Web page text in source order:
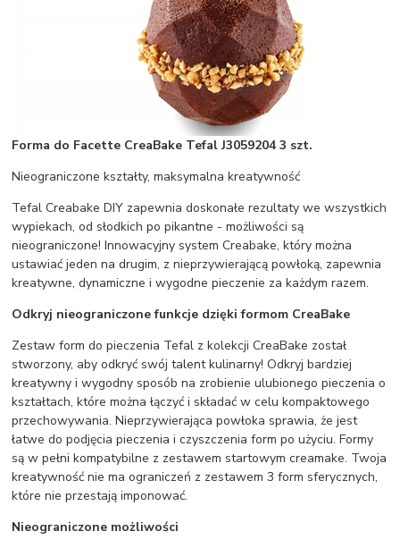
Forma do Facette CreaBake Tefal J3059204 3 szt.
Nieograniczone kształty, maksymalna kreatywność
Tefal Creabake DIY zapewnia doskonałe rezultaty we wszystkich
wypiekach, od słodkich po pikantne - możliwości są
nieograniczone! Innowacyjny system Creabake, który można
ustawiać jeden na drugim, z nieprzywierającą powłoką, zapewnia
kreatywne, dynamiczne i wygodne pieczenie za każdym razem.
Odkryj nieograniczone funkcje dzięki formom CreaBake
Zestaw form do pieczenia Tefal z kolekcji CreaBake został
stworzony, aby odkryć swój talent kulinarny! Odkryj bardziej
kreatywny i wygodny sposób na zrobienie ulubionego pieczenia o
kształtach, które można łączyć i składać w celu kompaktowego
przechowywania. Nieprzywierająca powłoka sprawia, że jest
łatwe do podjęcia pieczenia i czyszczenia form po użyciu. Formy
są w pełni kompatybilne z zestawem startowym creamake. Twoja
kreatywność nie ma ograniczeń z zestawem 3 form sferycznych,
które nie przestają imponować.
Nieograniczone możliwości